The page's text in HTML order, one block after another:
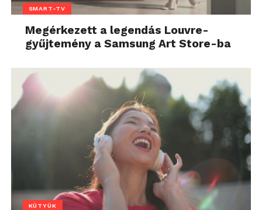
SMART-TV
Megérkezett a legendás Louvre-
gyűjtemény a Samsung Art Store-ba
KÜTYÜK